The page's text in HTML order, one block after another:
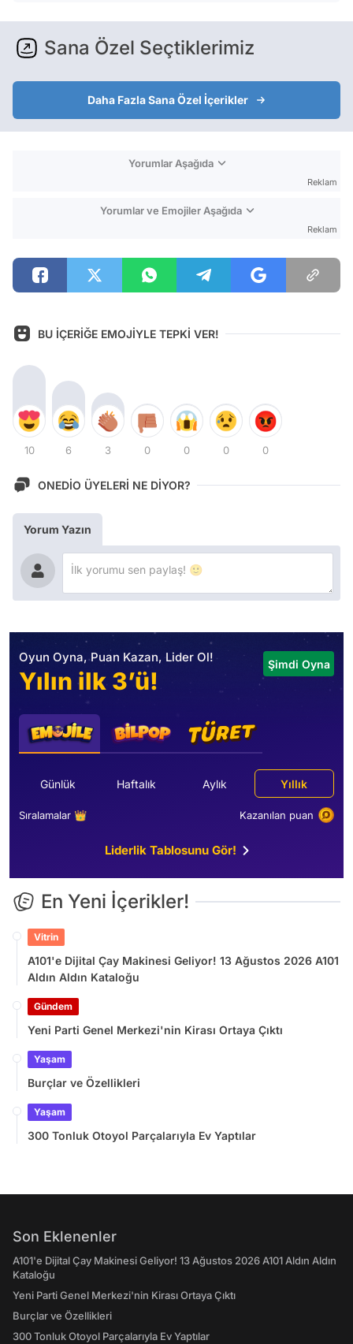
Sana Özel Seçtiklerimiz
Daha Fazla Sana Özel İçerikler
Yorumlar Aşağıda
Reklam
Yorumlar ve Emojiler Aşağıda
Reklam
BU İÇERİĞE EMOJİYLE TEPKİ VER!
10 6 3 0 0 0 0
ONEDİO ÜYELERİ NE DİYOR?
Yorum Yazın
Oyun Oyna, Puan Kazan, Lider Ol!
Yılın ilk 3’ü!
Şimdi Oyna
Günlük Haftalık Aylık Yıllık
Sıralamalar 👑 Kazanılan puan
Liderlik Tablosunu Gör!
En Yeni İçerikler!
Vitrin
A101'e Dijital Çay Makinesi Geliyor! 13 Ağustos 2026 A101
Aldın Aldın Kataloğu
Gündem
Yeni Parti Genel Merkezi'nin Kirası Ortaya Çıktı
Yaşam
Burçlar ve Özellikleri
Yaşam
300 Tonluk Otoyol Parçalarıyla Ev Yaptılar
Son Eklenenler
A101'e Dijital Çay Makinesi Geliyor! 13 Ağustos 2026 A101 Aldın Aldın
Kataloğu
Yeni Parti Genel Merkezi'nin Kirası Ortaya Çıktı
Burçlar ve Özellikleri
300 Tonluk Otoyol Parçalarıyla Ev Yaptılar